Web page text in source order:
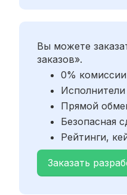
Вы можете
заказов».
0%
Прямой
Безопасная
Рейтинги,
Заказать